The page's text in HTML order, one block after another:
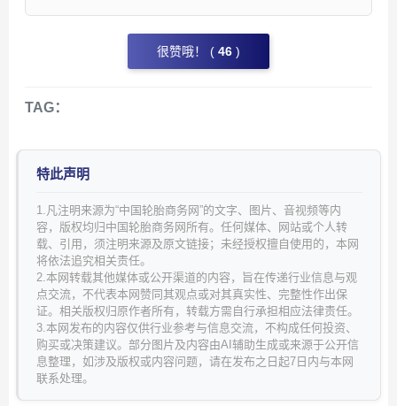
很赞哦！ ( 46 )
TAG：
特此声明
1.凡注明来源为“中国轮胎商务网”的文字、图片、音视频等内
容，版权均归中国轮胎商务网所有。任何媒体、网站或个人转
载、引用，须注明来源及原文链接；未经授权擅自使用的，本网
将依法追究相关责任。
2.本网转载其他媒体或公开渠道的内容，旨在传递行业信息与观
点交流，不代表本网赞同其观点或对其真实性、完整性作出保
证。相关版权归原作者所有，转载方需自行承担相应法律责任。
3.本网发布的内容仅供行业参考与信息交流，不构成任何投资、
购买或决策建议。部分图片及内容由AI辅助生成或来源于公开信
息整理，如涉及版权或内容问题，请在发布之日起7日内与本网
联系处理。